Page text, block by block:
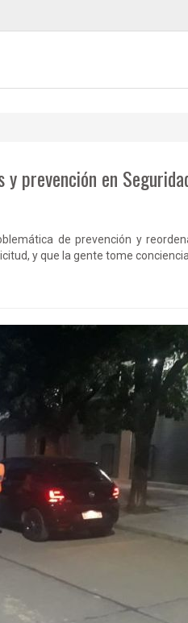
prevención en
de prevención y
y que la gente tome